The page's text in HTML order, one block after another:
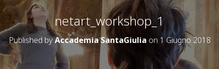
netart_workshop_1
Published byAccademia SantaGiulia on 1 Giugno 2018